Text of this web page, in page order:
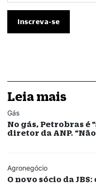
Leia mais
Gás
No gás, Petrobras é
diretor da ANP.
Agronegócio
O novo sócio da